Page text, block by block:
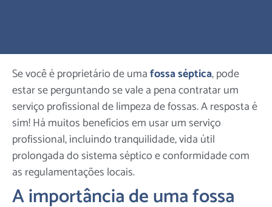
Se você é proprietário de umafossa séptica, pode
estar se perguntando se vale a pena contratar um
serviço profissional de limpeza de fossas. A resposta é
sim! Há muitos benefícios em usar um serviço
profissional, incluindo tranquilidade, vida útil
prolongada do sistema séptico e conformidade com
as regulamentações locais.
A importância de uma fossa